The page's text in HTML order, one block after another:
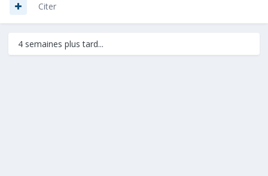
Citer
4 semaines plus tard...